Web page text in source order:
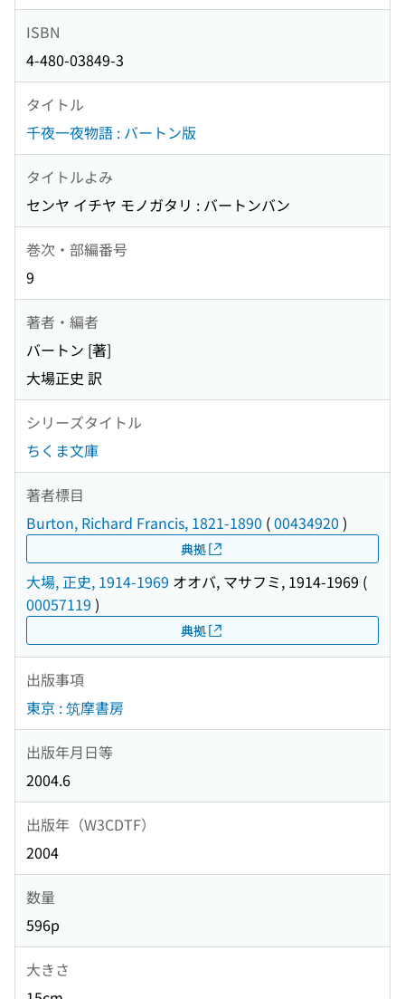
ISBN
4-480-03849-3
タイトル
千夜一夜物語 : バートン版
タイトルよみ
センヤ イチヤ モノガタリ : バートンバン
巻次・部編番号
9
著者・編者
バートン [著]
大場正史 訳
シリーズタイトル
ちくま文庫
著者標目
Burton, Richard Francis, 1821-1890 (00434920 )
典拠
大場, 正史, 1914-1969 オオバ, マサフミ, 1914-1969 (
00057119 )
典拠
出版事項
東京 : 筑摩書房
出版年月日等
2004.6
出版年（W3CDTF）
2004
数量
596p
大きさ